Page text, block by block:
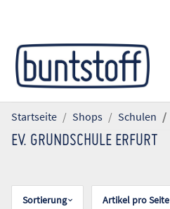
Startseite Shops Schulen
EV. GRUNDSCHULE ERFURT
Sortierung Artikel pro Seite